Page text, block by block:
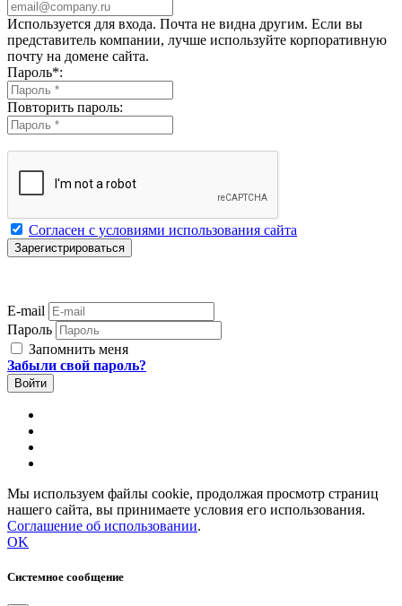
Используется для входа. Почта не видна другим. Если вы
представитель компании, лучше используйте корпоративную
почту на домене сайта.
Пароль*:
Повторить пароль:
Согласен с условиями использования сайта
E-mail
Пароль
Запомнить меня
Забыли свой пароль?
Мы используем файлы cookie, продолжая просмотр страниц
нашего сайта, вы принимаете условия его использования.
Соглашение об использовании.
OK
Системное сообщение